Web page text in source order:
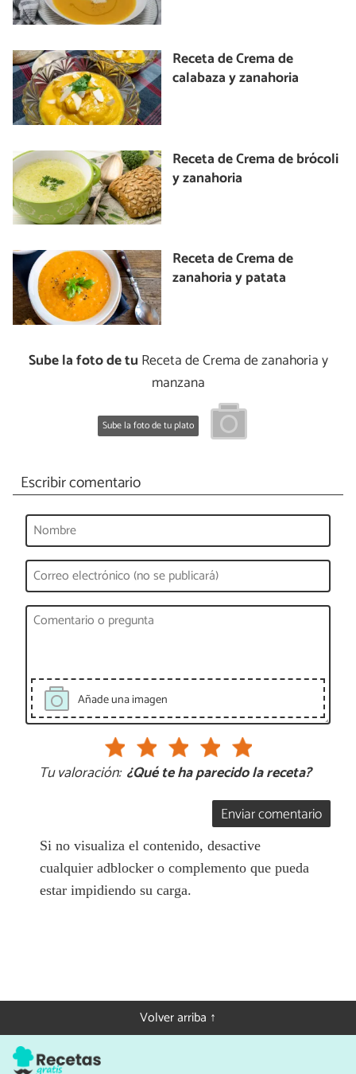
Receta de Crema de
calabaza y zanahoria
Receta de Crema de brócoli
y zanahoria
Receta de Crema de
zanahoria y patata
Sube la foto de tu Receta de Crema de zanahoria y
manzana
Sube la foto de tu plato
Escribir comentario
Añade una imagen
Tu valoración: ¿Qué te ha parecido la receta?
Enviar comentario
Si no visualiza el contenido, desactive
cualquier adblocker o complemento que pueda
estar impidiendo su carga.
Volver arriba ↑